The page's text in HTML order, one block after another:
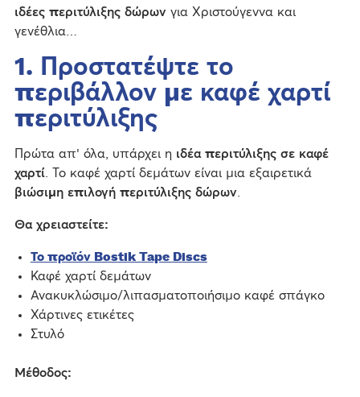
ιδέες περιτύλιξης δώρων για Χριστούγεννα και
γενέθλια…
1. Προστατέψτε το
περιβάλλον με καφέ χαρτί
περιτύλιξης
Πρώτα απ' όλα, υπάρχει η ιδέα περιτύλιξης σε καφέ
χαρτί. Το καφέ χαρτί δεμάτων είναι μια εξαιρετικά
βιώσιμη επιλογή περιτύλιξης δώρων
Θα χρειαστείτε:
Το προϊόν Bostik Tape Discs
Καφέ χαρτί δεμάτων
Ανακυκλώσιμο/λιπασματοποιήσιμο καφέ σπάγκο
Χάρτινες ετικέτες
Στυλό
Μέθοδος: